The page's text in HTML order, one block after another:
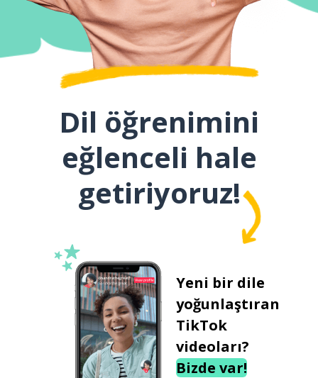
Dil öğrenimini
eğlenceli hale
getiriyoruz!
Yeni bir dile
yoğunlaştıran
TikTok
videoları?
Bizde var!